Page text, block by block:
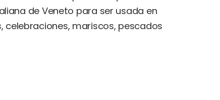
de Veneto para ser usada en
celebraciones, mariscos, pescados